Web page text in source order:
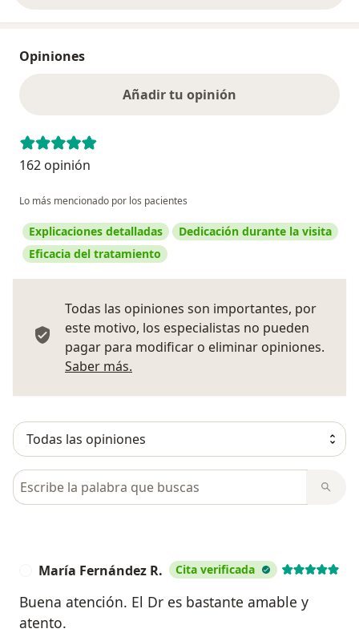
Opiniones
Añadir tu opinión
162 opinión
Lo más mencionado por los pacientes
Explicaciones detalladas
Dedicación durante la visita
Eficacia del tratamiento
Todas las opiniones son importantes, por
este motivo, los especialistas no pueden
pagar para modificar o eliminar opiniones.
Saber más.
Busca en opiniones
María Fernández R. Cita verificada
Buena atención. El Dr es bastante amable y
atento.